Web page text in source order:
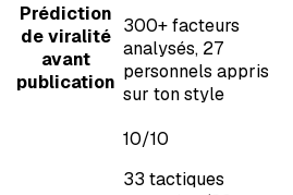
Prédiction
de viralité
avant
publication
300+ facteurs
analysés, 27
personnels appris
sur ton style
10/10
33 tactiques